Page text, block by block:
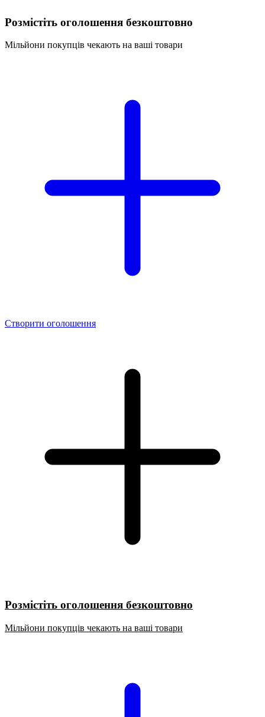
Розмістіть оголошення безкоштовно
Мільйони покупців чекають на ваші товари
Створити оголошення
Розмістіть оголошення безкоштовно
Мільйони покупців чекають на ваші товари